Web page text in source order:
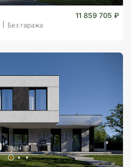
11 859 705 ₽
Без гаража